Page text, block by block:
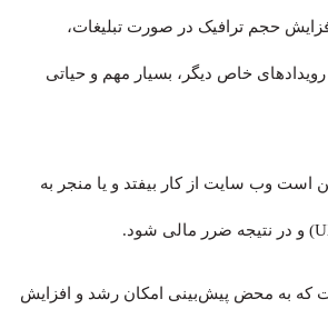
حجم ترافیک در صورت تبلیغات،
خاص دیگر، بسیار مهم و حیاتی
است وب سایت از کار بیفتد و یا منجر به
که به محض پیش‌بینی امکان رشد و افزایش